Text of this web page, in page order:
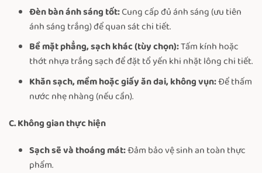
Đèn bàn ánh sáng tốt:Cung cấp đủ ánh sáng (ưu tiên
ánh sáng trắng) để quan sát chi tiết.
Bề mặt phẳng, sạch khác (tùy chọn):Tấm kính hoặc
thớt nhựa trắng sạch để đặt tổ yến khi nhặt lông chi tiết.
Khăn sạch, mềm hoặc giấy ăn dai, không vụn:Để thấm
nước nhẹ nhàng (nếu cần).
C. Không gian thực hiện
Sạch sẽ và thoáng mát:Đảm bảo vệ sinh an toàn thực
phẩm.